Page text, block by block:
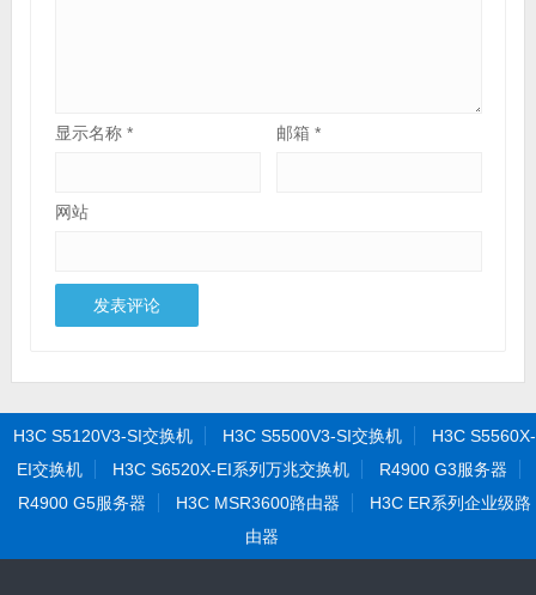
显示名称 * 邮箱*
网站
H3C S5120V3-SI交换机 H3C S5500V3-SI交换机
H3C S5560X-
EI交换机
H3C S6520X-EI系列万兆交换机
R4900 G3服务器
R4900 G5服务器
H3C MSR3600路由器
H3C ER系列企业级路
由器